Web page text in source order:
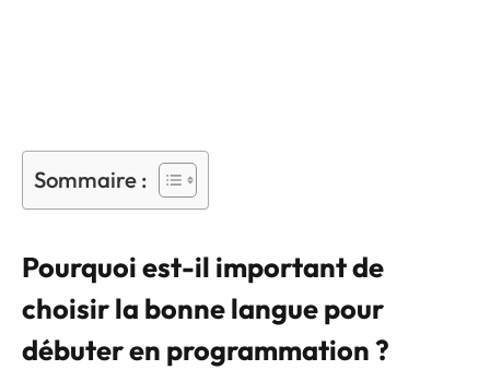
Sommaire :
Pourquoi est-il important de
choisir la bonne langue pour
débuter en programmation ?